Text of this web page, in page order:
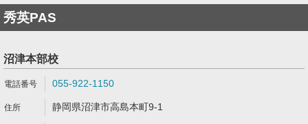
秀英PAS
沼津本部校
055-922-1150
静岡県沼津市高島本町9-1